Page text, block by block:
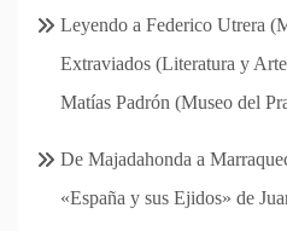
Leyendo a Federico Utrera
Extraviados (Literatura y
Matías Padrón (Museo del
De Majadahonda a
«España y sus Ejidos» de